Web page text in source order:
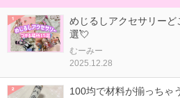
めじるしアクセサリー
選💘
むーみー
2025.12.28
100均で材料が揃っちゃ